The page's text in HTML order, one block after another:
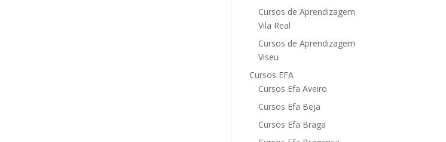
Cursos de Aprendizagem
Vila Real
Cursos de Aprendizagem
Viseu
Cursos EFA
Cursos Efa Aveiro
Cursos Efa Beja
Cursos Efa Braga